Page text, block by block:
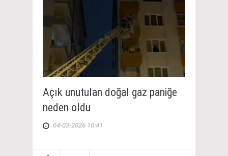
Açık unutulan doğal gaz paniğe
neden oldu
04-03-2026 10:41